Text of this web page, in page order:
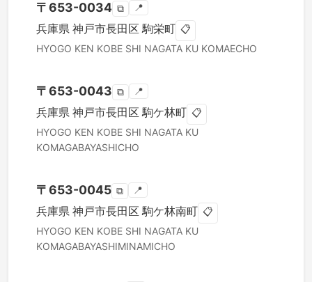
〒653-0034 ⧉ 📍
兵庫県 神戸市長田区 駒栄町 📋
HYOGO KEN KOBE SHI NAGATA KU KOMAECHO
〒653-0043 ⧉ 📍
兵庫県 神戸市長田区 駒ケ林町 📋
HYOGO KEN KOBE SHI NAGATA KU
KOMAGABAYASHICHO
〒653-0045 ⧉ 📍
兵庫県 神戸市長田区 駒ケ林南町 📋
HYOGO KEN KOBE SHI NAGATA KU
KOMAGABAYASHIMINAMICHO